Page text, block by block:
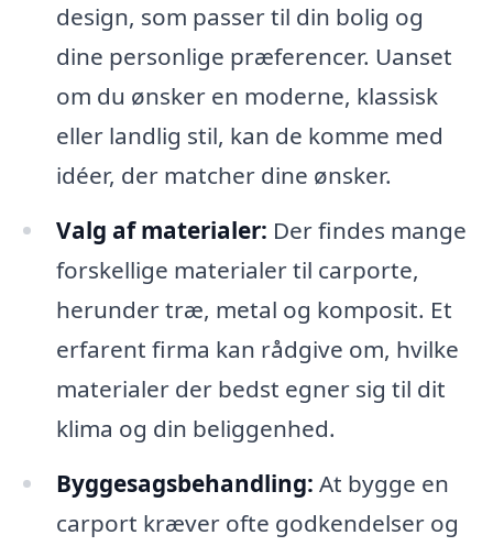
design, som passer til din bolig og
dine personlige præferencer. Uanset
om du ønsker en moderne, klassisk
eller landlig stil, kan de komme med
idéer, der matcher dine ønsker.
Valg af materialer: Der findes mange
forskellige materialer til carporte,
herunder træ, metal og komposit. Et
erfarent firma kan rådgive om, hvilke
materialer der bedst egner sig til dit
klima og din beliggenhed.
Byggesagsbehandling: At bygge en
carport kræver ofte godkendelser og